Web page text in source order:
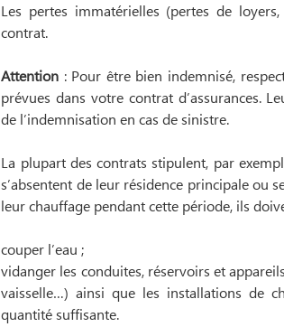
Les pertes immatérielles (pertes de
contrat.
Attention : Pour être bien indemnisé,
prévues dans votre contrat d’assurances.
de l’indemnisation en cas de sinistre.
La plupart des contrats stipulent, par
s’absentent de leur résidence principale ou
leur chauffage pendant cette période, ils
couper l’eau ;
vidanger les conduites, réservoirs et
vaisselle…) ainsi que les installations de
quantité suffisante.